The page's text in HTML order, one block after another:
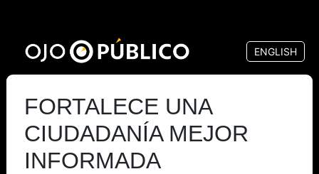
contenido
principal
ENGLISH
FORTALECE UNA
CIUDADANÍA MEJOR
INFORMADA